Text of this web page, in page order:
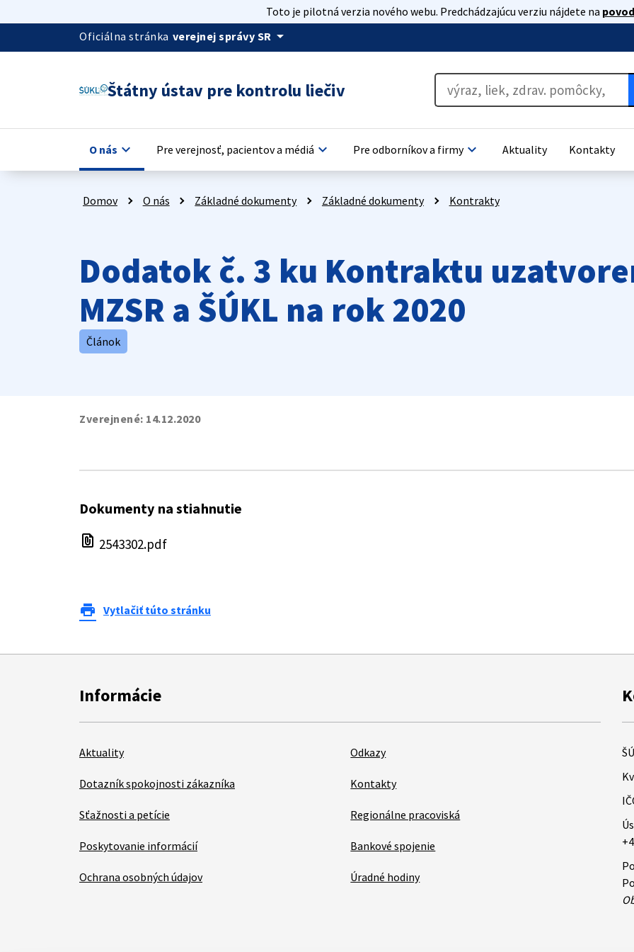
Toto je pilotná verzia nového webu. Predchádzajúcu verziu nájdete na
Oficiálna stránka verejnej správy SR arrow_drop_down
Štátny ústav pre kontrolu liečiv
O nás keyboard_arrow_down Pre verejnosť, pacientov a médiá keyboard_arrow_down Pre odborníkov a firmykeyboard_arrow_down Aktuality Kontakty
Domov O nás Základné dokumenty Základné dokumenty Kontrakty
Dodatok č. 3 ku Kontraktu
MZSR a ŠÚKL na rok 2020
Článok
Zverejnené: 14.12.2020
Dokumenty na stiahnutie
file_present 2543302.pdf
print Vytlačiť túto stránku
Informácie
Aktuality
Dotazník spokojnosti zákazníka
Sťažnosti a petície
Poskytovanie informácií
Ochrana osobných údajov
Odkazy
Kontakty
Regionálne pracoviská
Bankové spojenie
Úradné hodiny